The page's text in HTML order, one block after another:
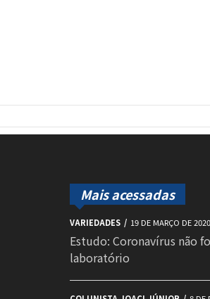
Mais acessadas
VARIEDADES 19 DE MARÇO DE
Estudo: Coronavírus não
laboratório